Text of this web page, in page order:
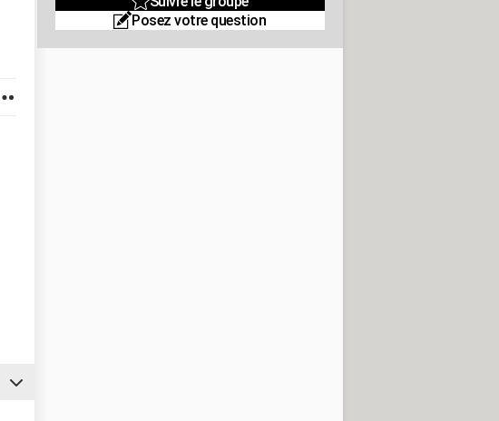
Posez votre question